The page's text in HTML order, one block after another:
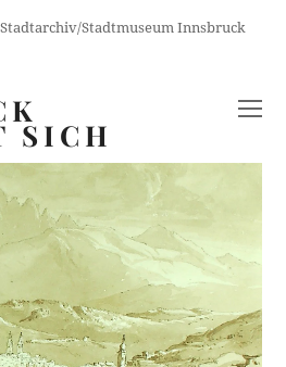
Stadtmuseum Innsbruck
SICH